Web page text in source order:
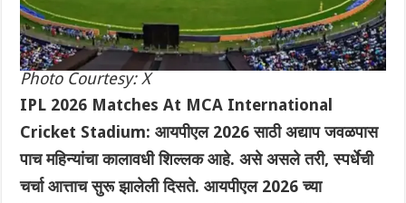
Photo Courtesy: X
IPL 2026 Matches At MCA International
Cricket Stadium: आयपीएल 2026 साठी अद्याप जवळपास
पाच महिन्यांचा कालावधी शिल्लक आहे.‌ असे असले तरी, स्पर्धेची
चर्चा आत्ताच सुरू झालेली दिसते. आयपीएल 2026 च्या